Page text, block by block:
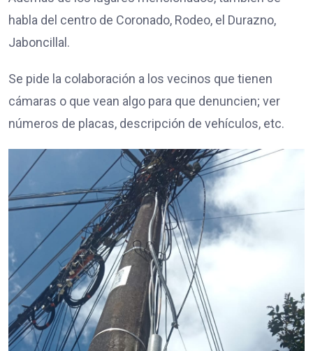
habla del centro de Coronado, Rodeo, el Durazno,
Jaboncillal.
Se pide la colaboración a los vecinos que tienen
cámaras o que vean algo para que denuncien; ver
números de placas, descripción de vehículos, etc.